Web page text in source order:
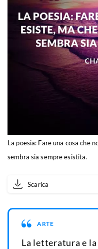
La poesia: Fare una cosa che
sembra sia sempre esistita.
Scarica
ARTE
La letteratura e